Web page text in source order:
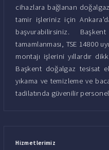
cihazlara bağlanan
tamir işleriniz için
başvurabilirsiniz.
tamamlanması, TSE 14800
montajı işlerini yıllardır
Başkent doğalgaz tesisat
yıkama ve temizleme ve
tadilatında güvenilir
Hizmetlerimiz